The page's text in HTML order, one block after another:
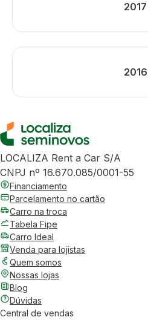
2017
2016
LOCALIZA Rent a Car S/A
CNPJ nº 16.670.085/0001-55
Financiamento
Parcelamento no cartão
Carro na troca
Tabela Fipe
Carro Ideal
Venda para lojistas
Quem somos
Nossas lojas
Blog
Dúvidas
Central de vendas